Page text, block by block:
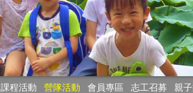
課程活動 營隊活動 會員專區 志工召募 親